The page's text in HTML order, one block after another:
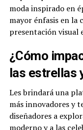
moda inspirado en
mayor énfasis en la
presentación visual
¿Cómo
las estrellas
Les brindará una
más innovadores y
diseñadores a
moderno y a las